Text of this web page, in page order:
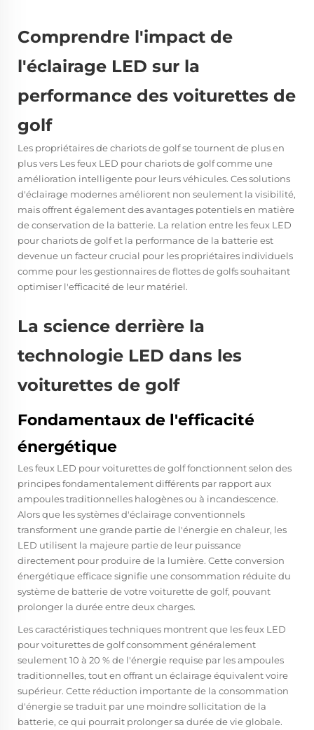
Comprendre l'impact de
l'éclairage LED sur la
performance des voiturettes de
golf
Les propriétaires de chariots de golf se tournent de plus en
plus vers Les feux LED pour chariots de golfcomme une
amélioration intelligente pour leurs véhicules. Ces solutions
d'éclairage modernes améliorent non seulement la visibilité,
mais offrent également des avantages potentiels en matière
de conservation de la batterie. La relation entre les feux LED
pour chariots de golf et la performance de la batterie est
devenue un facteur crucial pour les propriétaires individuels
comme pour les gestionnaires de flottes de golfs souhaitant
optimiser l'efficacité de leur matériel.
La science derrière la
technologie LED dans les
voiturettes de golf
Fondamentaux de l'efficacité
énergétique
Les feux LED pour voiturettes de golf fonctionnent selon des
principes fondamentalement différents par rapport aux
ampoules traditionnelles halogènes ou à incandescence.
Alors que les systèmes d'éclairage conventionnels
transforment une grande partie de l'énergie en chaleur, les
LED utilisent la majeure partie de leur puissance
directement pour produire de la lumière. Cette conversion
énergétique efficace signifie une consommation réduite du
système de batterie de votre voiturette de golf, pouvant
prolonger la durée entre deux charges.
Les caractéristiques techniques montrent que les feux LED
pour voiturettes de golf consomment généralement
seulement 10 à 20 % de l'énergie requise par les ampoules
traditionnelles, tout en offrant un éclairage équivalent voire
supérieur. Cette réduction importante de la consommation
d'énergie se traduit par une moindre sollicitation de la
batterie, ce qui pourrait prolonger sa durée de vie globale.